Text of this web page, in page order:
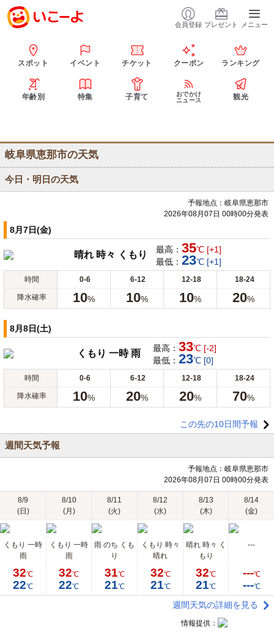
会員登録 プレゼント メニュー
スポット イベント チケット クーポン ランキング
年齢別 特集 子育て
おでかけ
ニュース
観光
岐阜県恵那市の天気
今日・明日の天気
予報地点：岐阜県恵那市
2026年08月07日 00時00分発表
8月7日(金)
晴れ 時々 くもり 最高： 35℃ [+1]
最低： 23℃ [+1]
時間 0-6 6-12 12-18 18-24
降水確率 10% 10% 10% 20%
8月8日(土)
くもり 一時 雨 最高： 33℃ [-2]
最低： 23℃ [0]
時間 0-6 6-12 12-18 18-24
降水確率 10% 20% 20% 70%
この先の10日間予報
週間天気予報
予報地点：岐阜県恵那市
2026年08月07日 00時00分発表
8/9
(日)
8/10
(月)
8/11
(火)
8/12
(水)
8/13
(木)
8/14
(金)
くもり 一時
雨
くもり 一時
雨
雨 のち くも
り
くもり 時々
晴れ
晴れ 時々 く
もり
---
32℃
22℃
32℃
22℃
31℃
21℃
32℃
21℃
32℃
21℃
---℃
---℃
週間天気の詳細を見る
情報提供：